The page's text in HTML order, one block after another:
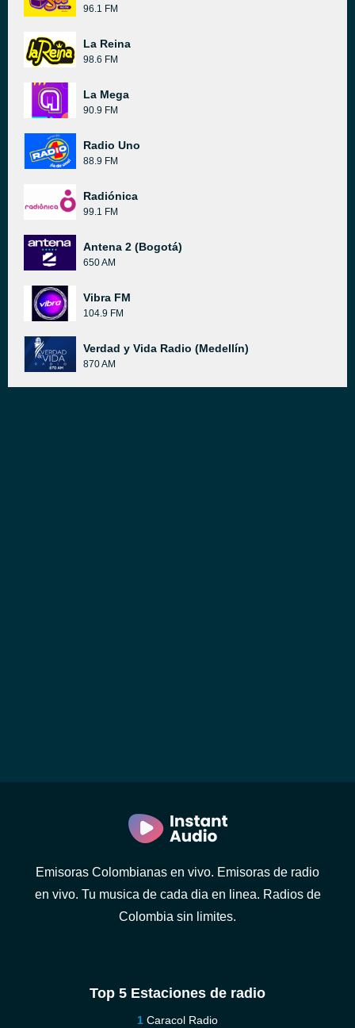
96.1 FM
La Reina
98.6 FM
La Mega
90.9 FM
Radio Uno
88.9 FM
Radiónica
99.1 FM
Antena 2 (Bogotá)
650 AM
Vibra FM
104.9 FM
Verdad y Vida Radio (Medellín)
870 AM
Emisoras Colombianas en vivo. Emisoras de radio
en vivo. Tu musica de cada dia en linea. Radios de
Colombia sin limites.
Top 5 Estaciones de radio
Caracol Radio